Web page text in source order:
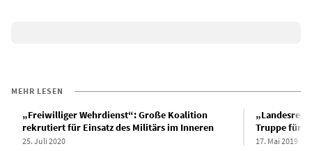
MEHR LESEN
„Freiwilliger Wehrdienst“: Große Koalition
rekrutiert für Einsatz des Militärs im Inneren
25. Juli 2020
Truppe für
17. Mai 2019